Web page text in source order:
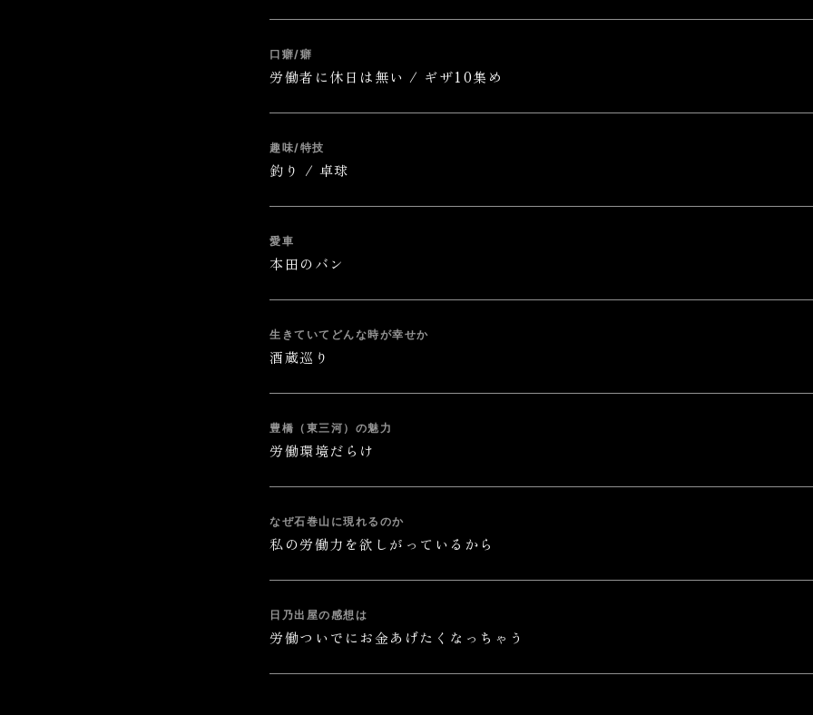
口癖/癖
労働者に休日は無い / ギザ10集め
趣味/特技
釣り / 卓球
愛車
本田のバン
生きていてどんな時が幸せか
酒蔵巡り
豊橋（東三河）の魅力
労働環境だらけ
なぜ石巻山に現れるのか
私の労働力を欲しがっているから
日乃出屋の感想は
労働ついでにお金あげたくなっちゃう